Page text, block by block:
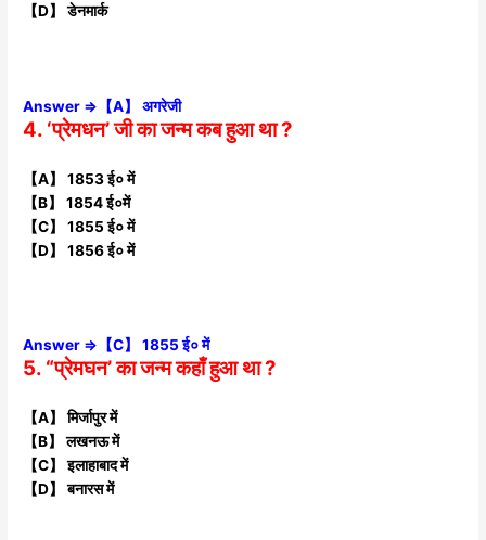
【D】 डेनमार्क
Answer ⇒【A】 अगरेजी
4. ‘प्रेमधन’ जी का जन्म कब हुआ था ?
【A】 1853 ई० में
【B】 1854 ई०में
【C】 1855 ई० में
【D】 1856 ई० में
Answer ⇒【C】 1855 ई० में
5. “प्रेमघन’ का जन्म कहाँ हुआ था ?
【A】 मिर्जापुर में
【B】 लखनऊ में
【C】 इलाहाबाद में
【D】 बनारस में